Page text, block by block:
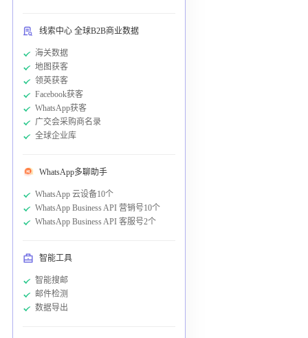
线索中心 全球B2B商业数据
海关数据
地图获客
领英获客
Facebook获客
WhatsApp获客
广交会采购商名录
全球企业库
WhatsApp多聊助手
WhatsApp 云设备10个
WhatsApp Business API 营销号10个
WhatsApp Business API 客服号2个
智能工具
智能搜邮
邮件检测
数据导出